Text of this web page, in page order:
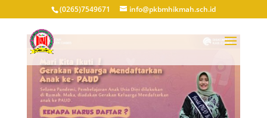
(0265)7549671 info@pkbmhikmah.sch.id